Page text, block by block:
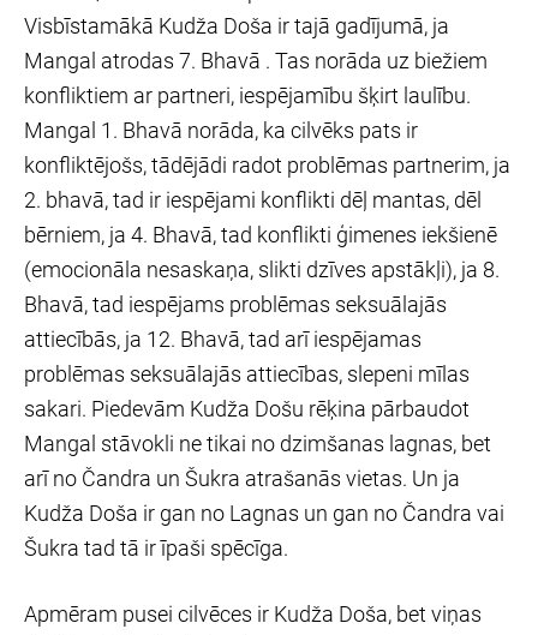
Visbīstamākā Kudža Doša ir tajā gadījumā, ja
Mangal atrodas 7. Bhavā . Tas norāda uz biežiem
konfliktiem ar partneri, iespējamību šķirt laulību.
Mangal 1. Bhavā norāda, ka cilvēks pats ir
konfliktējošs, tādējādi radot problēmas partnerim, ja
2. bhavā, tad ir iespējami konflikti dēļ mantas, dēl
bērniem, ja 4. Bhavā, tad konflikti ģimenes iekšienē
(emocionāla nesaskaņa, slikti dzīves apstākļi), ja 8.
Bhavā, tad iespējams problēmas seksuālajās
attiecībās, ja 12. Bhavā, tad arī iespējamas
problēmas seksuālajās attiecības, slepeni mīlas
sakari. Piedevām Kudža Došu rēķina pārbaudot
Mangal stāvokli ne tikai no dzimšanas lagnas, bet
arī no Čandra un Šukra atrašanās vietas. Un ja
Kudža Doša ir gan no Lagnas un gan no Čandra vai
Šukra tad tā ir īpaši spēcīga.
Apmēram pusei cilvēces ir Kudža Doša, bet viņas